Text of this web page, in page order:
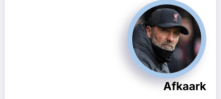
Afkaark